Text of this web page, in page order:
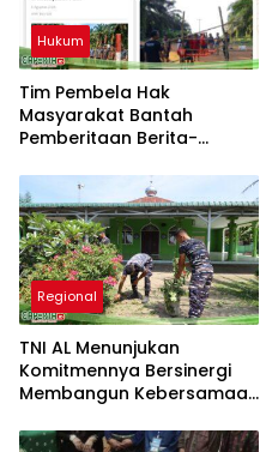
Hukum
Tim Pembela Hak
Masyarakat Bantah
Pemberitaan Berita-
Tidak Sesuai Fakta dan
Akan Tempuh Jalur Dewan
Pers
Regional
TNI AL Menunjukan
Komitmennya Bersinergi
Membangun Kebersamaan
Limau Manis